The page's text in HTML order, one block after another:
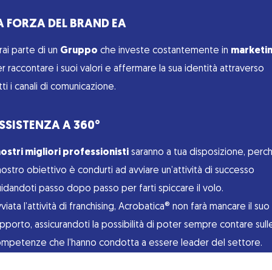
FORZA DEL BRAND EA
parte di un Gruppo che investe costantemente in
raccontare i suoi valori e affermare la sua identità attraverso
i canali di comunicazione.
A 360°
migliori professionisti saranno a tua disposizione,
obiettivo è condurti ad avviare un’attività di successo
passo dopo passo per farti spiccare il volo.
l’attività di franchising, Acrobatica® non farà mancare il suo
assicurandoti la possibilità di poter sempre contare
che l’hanno condotta a essere leader del settore.